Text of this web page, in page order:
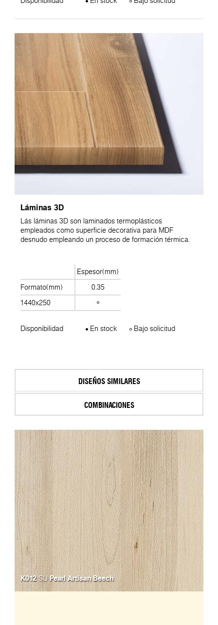
Láminas 3D
Lás láminas 3D son laminados termoplásticos
empleados como superficie decorativa para MDF
desnudo empleando un proceso de formación térmica.
Espesor(mm)
Formato(mm)
0.35
1440x250
Disponibilidad En stock Bajo solicitud
DISEÑOS SIMILARES
COMBINACIONES
K012SUPearl Artisan Beech